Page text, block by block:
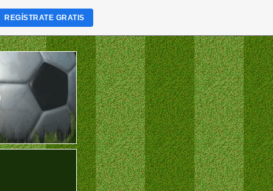
REGÍSTRATE GRATIS